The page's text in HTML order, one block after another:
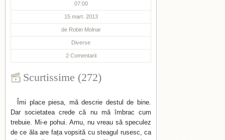
07:00
15 mart. 2013
de Robin Molnar
Diverse
2 Comentarii
Scurtissime (272)
Îmi place piesa, mă descrie destul de bine.
Dar societatea crede că nu mă îmbrac cum
trebuie. Mi-e pohui. Amu, nu vreau să speculez
de ce ăla are fața vopsită cu steagul rusesc, ca